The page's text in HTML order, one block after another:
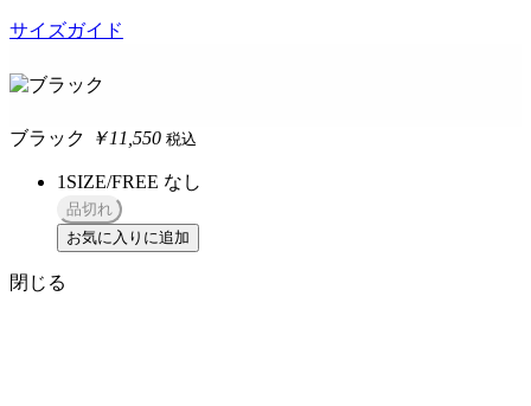
サイズガイド
ブラック ￥11,550 税込
1SIZE/FREE なし
品切れ
お気に入りに追加
閉じる